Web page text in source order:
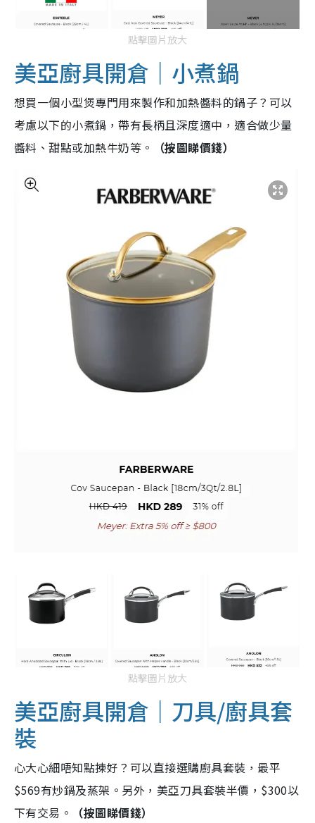
點擊圖片放大
美亞廚具開倉｜小煮鍋
想買一個小型煲專門用來製作和加熱醬料的鍋子？可以
考慮以下的小煮鍋，帶有長柄且深度適中，適合做少量
醬料、甜點或加熱牛奶等。
（按圖睇價錢）
點擊圖片放大
美亞廚具開倉｜刀具/廚具套
裝
心大心細唔知點揀好？可以直接選購廚具套裝，最平
$569有炒鍋及蒸架。另外，美亞刀具套裝半價，$300以
下有交易。
（按圖睇價錢）